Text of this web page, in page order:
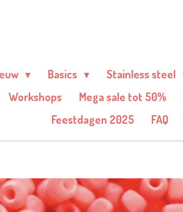
Basics Stainless steel
Workshops Mega sale tot 50%
Feestdagen 2025
FAQ